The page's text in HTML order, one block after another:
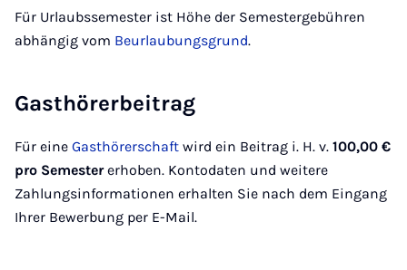
Für Urlaubssemester ist Höhe der Semestergebühren
abhängig vom Beurlaubungsgrund.
Gasthörerbeitrag
Für eine Gasthörerschaft wird ein Beitrag i. H. v. 100,00 €
pro Semestererhoben. Kontodaten und weitere
Zahlungsinformationen erhalten Sie nach dem Eingang
Ihrer Bewerbung per E-Mail.